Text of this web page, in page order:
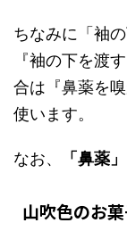
ちなみに「袖
『袖の下を渡
合は『鼻薬を
使います。
なお、 「鼻薬
山吹色のお